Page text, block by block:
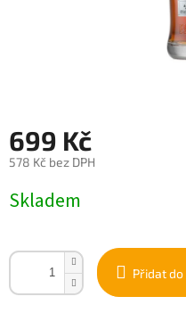
699 Kč
578 Kč bez DPH
cena:
Skladem
Přidat do